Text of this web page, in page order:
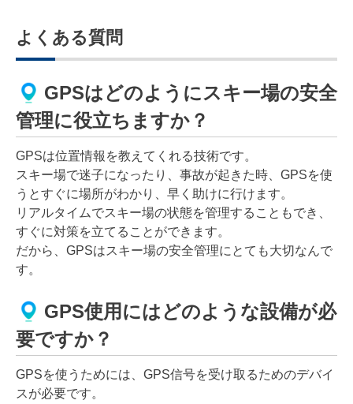
よくある質問
GPSはどのようにスキー場の安全
管理に役立ちますか？
GPSは位置情報を教えてくれる技術です。
スキー場で迷子になったり、事故が起きた時、GPSを使
うとすぐに場所がわかり、早く助けに行けます。
リアルタイムでスキー場の状態を管理することもでき、
すぐに対策を立てることができます。
だから、GPSはスキー場の安全管理にとても大切なんで
す。
GPS使用にはどのような設備が必
要ですか？
GPSを使うためには、GPS信号を受け取るためのデバイ
スが必要です。